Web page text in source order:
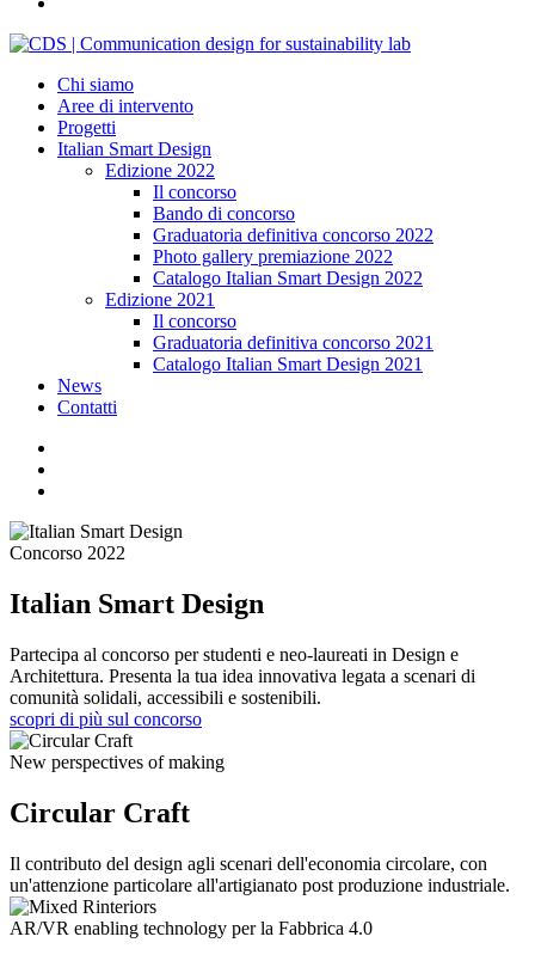
Chi siamo
Aree di intervento
Progetti
Italian Smart Design
Edizione 2022
Il concorso
Bando di concorso
Graduatoria definitiva concorso 2022
Photo gallery premiazione 2022
Catalogo Italian Smart Design 2022
Edizione 2021
Il concorso
Graduatoria definitiva concorso 2021
Catalogo Italian Smart Design 2021
News
Contatti
Concorso 2022
Italian Smart Design
Partecipa al concorso per studenti e neo-laureati in Design e
Architettura. Presenta la tua idea innovativa legata a scenari di
comunità solidali, accessibili e sostenibili.
scopri di più sul concorso
New perspectives of making
Circular Craft
Il contributo del design agli scenari dell'economia circolare, con
un'attenzione particolare all'artigianato post produzione industriale.
AR/VR enabling technology per la Fabbrica 4.0